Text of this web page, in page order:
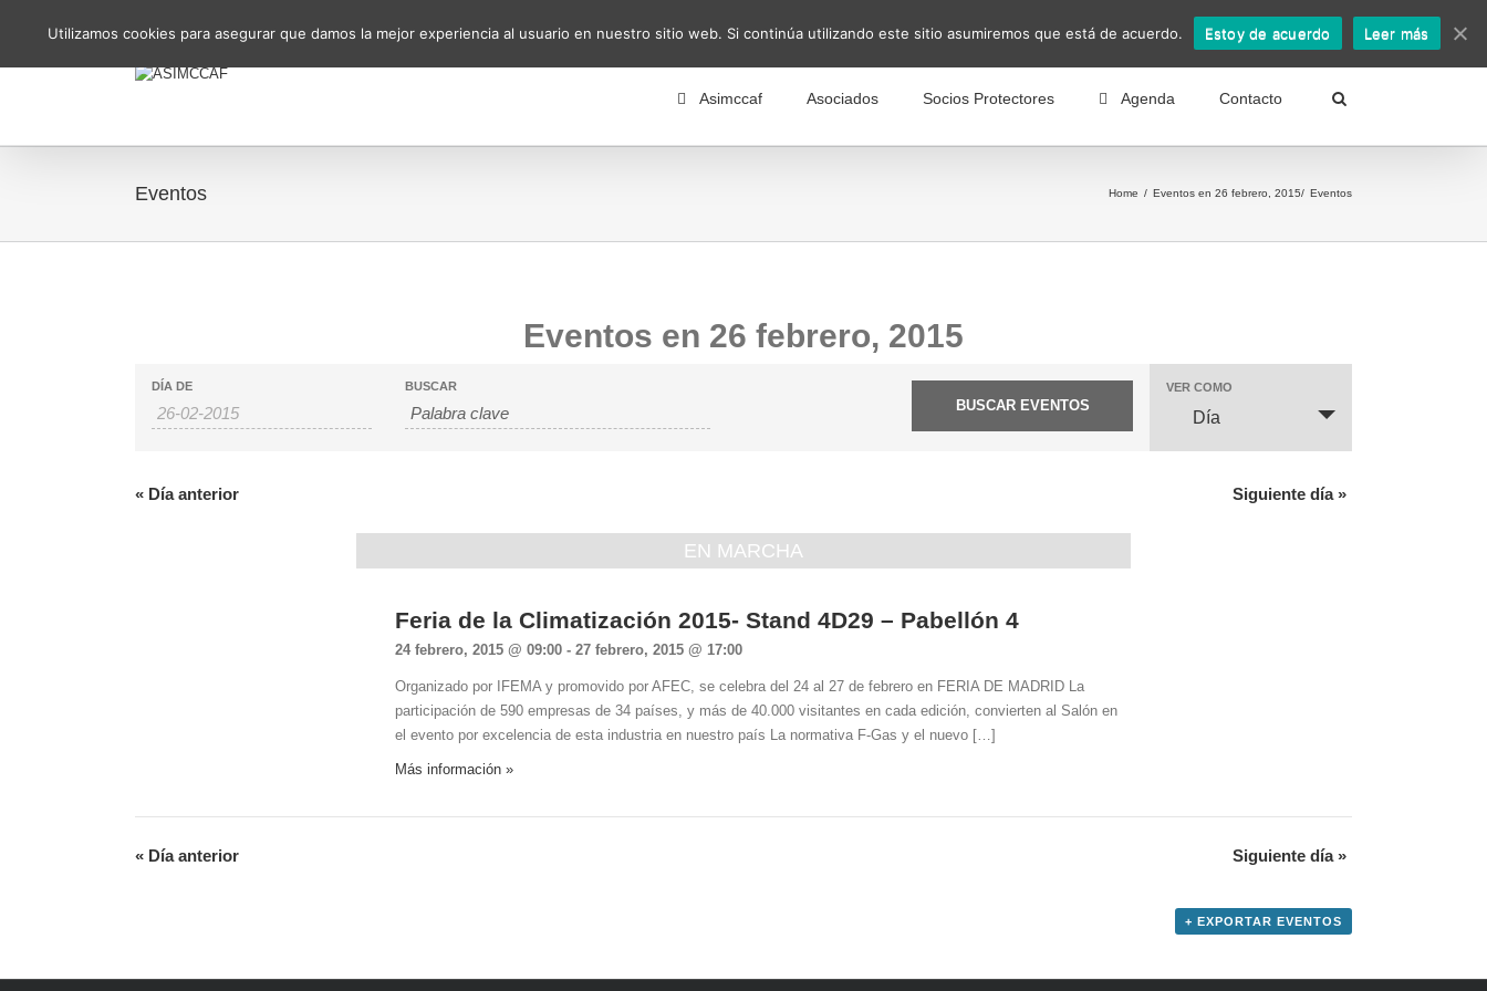
Nosotros Boletín Asimccaf Acceder
Asimccaf Asociados Socios Protectores Agenda Contacto
Eventos Home Eventos en 26 febrero, 2015 Eventos
Eventos en 26 febrero, 2015
Navegación
de
búsqueda
de
Eventos
de
Eventos
DÍA DE BUSCAR
Navegación
de
VER COMO
Día
« Día anterior Siguiente día»
EN MARCHA
Feria de la Climatización 2015- Stand 4D29 – Pabellón 4
24 febrero, 2015 @ 09:00 - 27 febrero, 2015 @ 17:00
Organizado por IFEMA y promovido por AFEC, se celebra del 24 al 27 de febrero en FERIA DE MADRID La
participación de 590 empresas de 34 países, y más de 40.000 visitantes en cada edición, convierten al Salón en
el evento por excelencia de esta industria en nuestro país La normativa F-Gas y el nuevo […]
Más información »
« Día anterior Siguiente día»
+ EXPORTAR EVENTOS
Utilizamos cookies para asegurar que damos la mejor experiencia al usuario en nuestro sitio web. Si continúa utilizando este sitio asumiremos que está de acuerdo. Estoy de acuerdo Leer más